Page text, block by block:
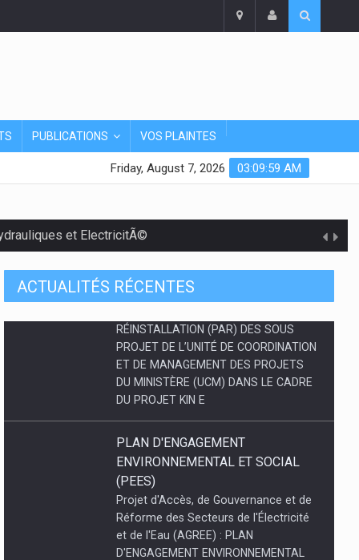
PUBLICATIONS VOS PLAINTES
03:10:00 AM
Friday, August 7, 2026
et ElectricitÃ©
ACTUALITÉS RÉCENTES
PLAN D'ENGAGEMENT
ENVIRONNEMENTAL ET SOCIAL
(PEES)
Projet d'Accès, de Gouvernance et de
et de l'Eau (AGREE) : PLAN
ET SOCIAL (PEES) - Restructuration
(version finale)
AVIS A MANIFESTATIONS
D'INTERET : Recrutement d'un